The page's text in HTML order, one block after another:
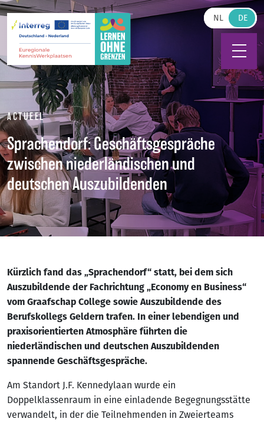
Zum Hauptinhalt springen
NL
ACTUEEL
Sprachendorf: Geschäftsgespräche
zwischen niederländischen und
deutschen Auszubildenden
Kürzlich fand das „Sprachendorf“ statt, bei dem sich
Auszubildende der Fachrichtung „Economy en Business“
vom Graafschap College sowie Auszubildende des
Berufskollegs Geldern trafen. In einer lebendigen und
praxisorientierten Atmosphäre führten die
niederländischen und deutschen Auszubildenden
spannende Geschäftsgespräche.
Am Standort J.F. Kennedylaan wurde ein
Doppelklassenraum in eine einladende Begegnungsstätte
verwandelt, in der die Teilnehmenden in Zweierteams